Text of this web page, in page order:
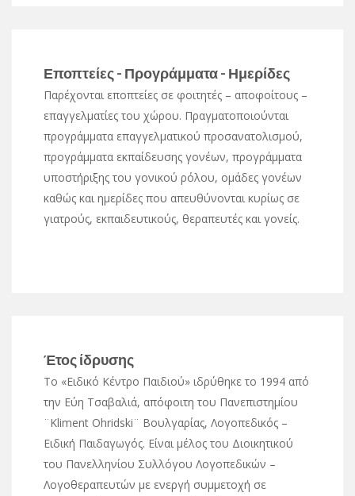
Εποπτείες - Προγράμματα - Ημερίδες
Παρέχονται εποπτείες σε φοιτητές – αποφοίτους –
επαγγελματίες του χώρου. Πραγματοποιούνται
προγράμματα επαγγελματικού προσανατολισμού,
προγράμματα εκπαίδευσης γονέων, προγράμματα
υποστήριξης του γονικού ρόλου, ομάδες γονέων
καθώς και ημερίδες που απευθύνονται κυρίως σε
γιατρούς, εκπαιδευτικούς, θεραπευτές και γονείς.
Έτος ίδρυσης
Το «Ειδικό Κέντρο Παιδιού» ιδρύθηκε το 1994 από
την Εύη Τσαβαλιά, απόφοιτη του Πανεπιστημίου
¨Kliment Ohridski¨ Βουλγαρίας, Λογοπεδικός –
Ειδική Παιδαγωγός. Είναι μέλος του Διοικητικού
του Πανελληνίου Συλλόγου Λογοπεδικών –
Λογοθεραπευτών με ενεργή συμμετοχή σε